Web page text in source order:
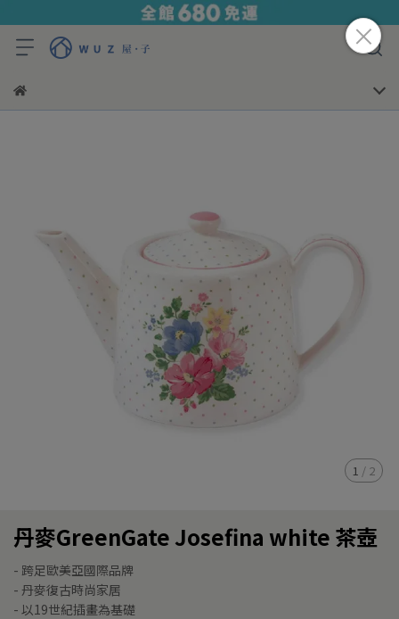
1 / 2
丹麥GreenGate Josefina white 茶壺
- 跨足歐美亞國際品牌
- 丹麥復古時尚家居
- 以19世紀插畫為基礎